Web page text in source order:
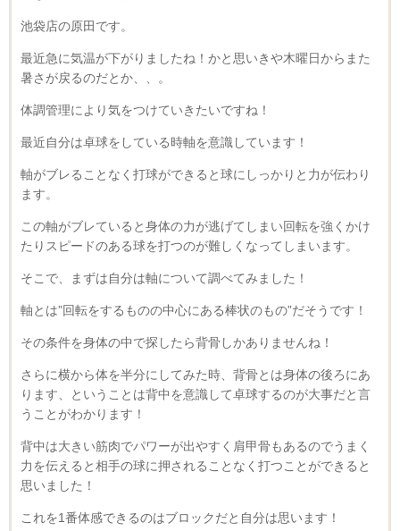
池袋店の原田です。
最近急に気温が下がりましたね！かと思いきや木曜日からまた
暑さが戻るのだとか、、。
体調管理により気をつけていきたいですね！
最近自分は卓球をしている時軸を意識しています！
軸がブレることなく打球ができると球にしっかりと力が伝わり
ます。
この軸がブレていると身体の力が逃げてしまい回転を強くかけ
たりスピードのある球を打つのが難しくなってしまいます。
そこで、まずは自分は軸について調べてみました！
軸とは”回転をするものの中心にある棒状のもの”だそうです！
その条件を身体の中で探したら背骨しかありませんね！
さらに横から体を半分にしてみた時、背骨とは身体の後ろにあ
ります、ということは背中を意識して卓球するのが大事だと言
うことがわかります！
背中は大きい筋肉でパワーが出やすく肩甲骨もあるのでうまく
力を伝えると相手の球に押されることなく打つことができると
思いました！
これを1番体感できるのはブロックだと自分は思います！